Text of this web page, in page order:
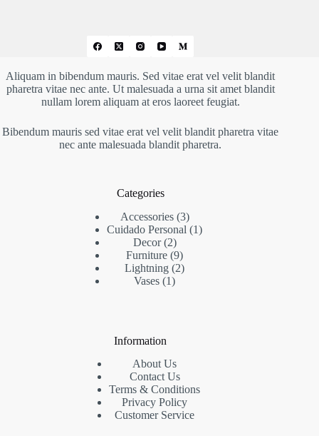
Aliquam in bibendum mauris. Sed vitae erat vel velit blandit
pharetra vitae nec ante. Ut malesuada a urna sit amet blandit
nullam lorem aliquam at eros laoreet feugiat.
Bibendum mauris sed vitae erat vel velit blandit pharetra vitae
nec ante malesuada blandit pharetra.
Categories
Accessories 33
productos
Cuidado Personal 11
Decor 22
productos
Furniture 99
productos
Lightning 22
Vases 11
Information
About Us
Contact Us
Terms & Conditions
Privacy Policy
Customer Service